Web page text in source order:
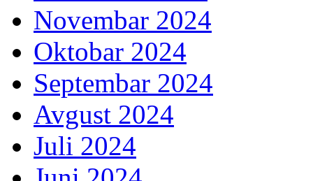
Novembar 2024
Oktobar 2024
Septembar 2024
Avgust 2024
Juli 2024